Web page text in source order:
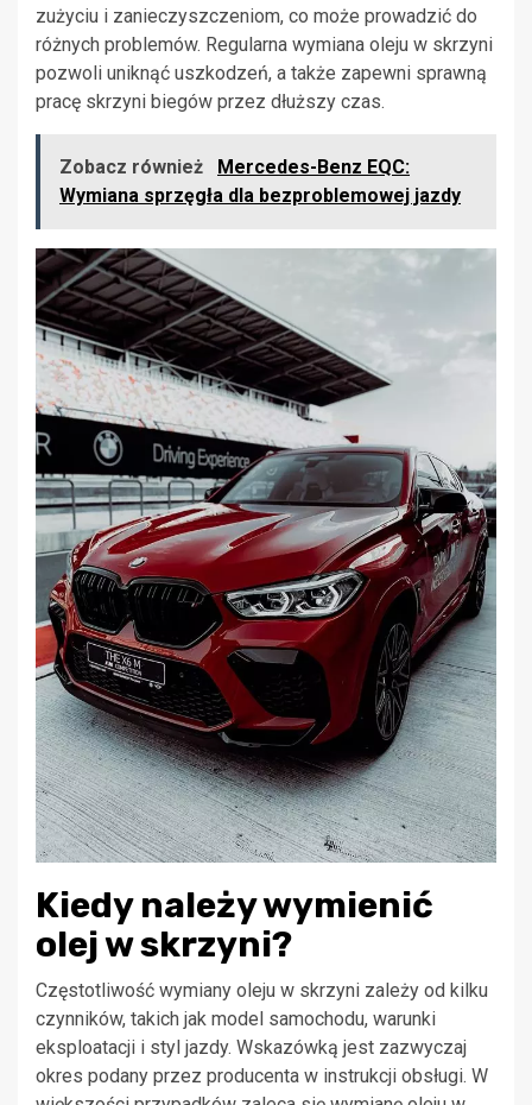
zużyciu i zanieczyszczeniom, co może prowadzić do
różnych problemów. Regularna wymiana oleju w skrzyni
pozwoli uniknąć uszkodzeń, a także zapewni sprawną
pracę skrzyni biegów przez dłuższy czas.
Zobacz również
Mercedes-Benz EQC:
Wymiana sprzęgła dla bezproblemowej jazdy
Kiedy należy wymienić
olej w skrzyni?
Częstotliwość wymiany oleju w skrzyni zależy od kilku
czynników, takich jak model samochodu, warunki
eksploatacji i styl jazdy. Wskazówką jest zazwyczaj
okres podany przez producenta w instrukcji obsługi. W